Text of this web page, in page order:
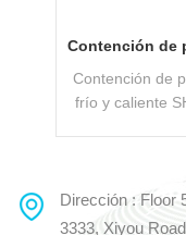
Contención de
frío y caliente
adoptar de
flexible la
LEE MAS
Dirección : Floor
3333, Xiyou